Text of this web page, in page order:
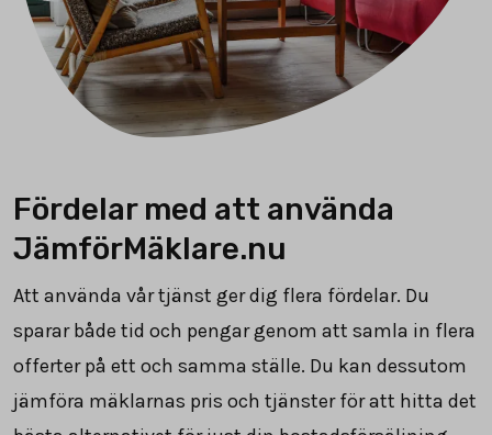
Fördelar med att använda
JämförMäklare.nu
Att använda vår tjänst ger dig flera fördelar. Du
sparar både tid och pengar genom att samla in flera
offerter på ett och samma ställe. Du kan dessutom
jämföra mäklarnas pris och tjänster för att hitta det